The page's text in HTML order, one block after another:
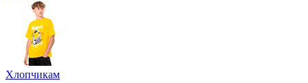
Хлопчикам